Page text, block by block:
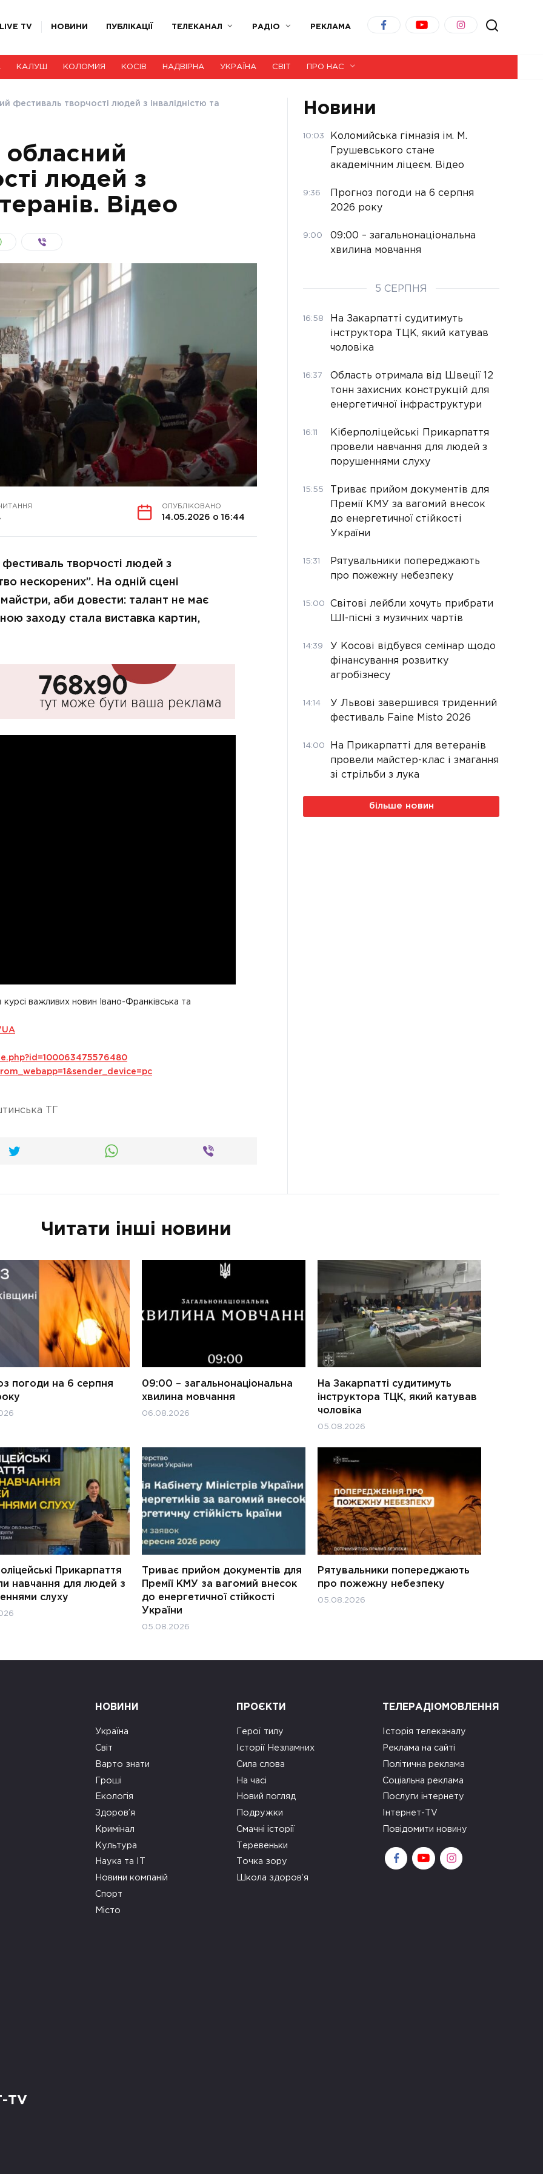
TV НОВИНИ ПУБЛІКАЦІЇ ТЕЛЕКАНАЛ РАДІО РЕКЛАМА
КАЛУШ КОЛОМИЯ КОСІВ НАДВІРНА УКРАЇНА СВІТ ПРО НАС
фестиваль творчості людей з інвалідністю та
людей з
Відео
ОПУБЛІКОВАНО
14.05.2026 о 16:44
творчості людей з
нескорених”. На одній сцені
аби довести: талант не має
заходу стала виставка картин,
важливих новин Івано-Франківська та
ТГ
Новини
10:03
Коломийська гімназія ім. М.
Грушевського стане
академічним ліцеєм. Відео
9:36
Прогноз погоди на 6 серпня
2026 року
9:00
09:00 – загальнонаціональна
хвилина мовчання
5 СЕРПНЯ
16:58
На Закарпатті судитимуть
інструктора ТЦК, який катував
чоловіка
16:37
Область отримала від Швеції 12
тонн захисних конструкцій для
енергетичної інфраструктури
16:11
Кіберполіцейські Прикарпаття
провели навчання для людей з
порушеннями слуху
15:55
Триває прийом документів для
Премії КМУ за вагомий внесок
до енергетичної стійкості
України
15:31
Рятувальники попереджають
про пожежну небезпеку
15:00
Світові лейбли хочуть прибрати
ШІ-пісні з музичних чартів
14:39
У Косові відбувся семінар щодо
фінансування розвитку
агробізнесу
14:14
У Львові завершився триденний
фестиваль Faine Misto 2026
14:00
На Прикарпатті для ветеранів
провели майстер-клас і змагання
зі стрільби з лука
більше новин
Читати інші новини
погоди на 6 серпня
09:00 – загальнонаціональна
хвилина мовчання
06.08.2026
На Закарпатті судитимуть
інструктора ТЦК, який катував
чоловіка
05.08.2026
Прикарпаття
навчання для людей з
слуху
Триває прийом документів для
Премії КМУ за вагомий внесок
до енергетичної стійкості
України
05.08.2026
Рятувальники попереджають
про пожежну небезпеку
05.08.2026
TV
НОВИНИ
Україна
Світ
Варто знати
Гроші
Екологія
Здоров’я
Кримінал
Культура
Наука та ІТ
Новини компаній
Спорт
Місто
ПРОЄКТИ
Герої тилу
Історії Незламних
Сила слова
На часі
Новий погляд
Подружки
Смачні історії
Теревеньки
Точка зору
Школа здоров’я
ТЕЛЕРАДІОМОВЛЕННЯ
Історія телеканалу
Реклама на сайті
Політична реклама
Соціальна реклама
Послуги інтернету
Інтернет-TV
Повідомити новину